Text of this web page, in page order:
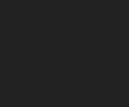
INTERNATIONALE